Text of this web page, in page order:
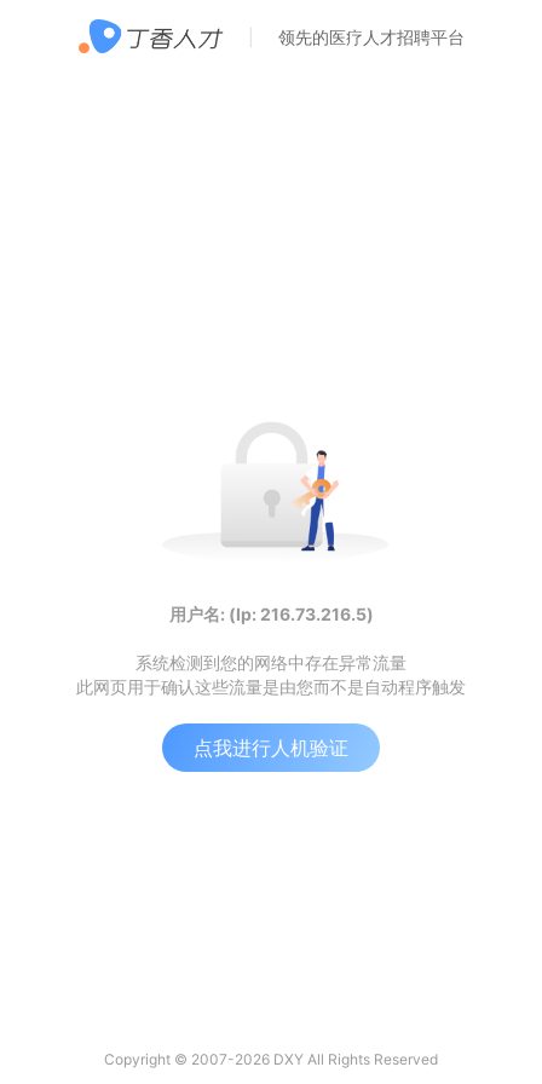
领先的医疗人才招聘平台
用户名: (Ip: 216.73.216.5)
系统检测到您的网络中存在异常流量
此网页用于确认这些流量是由您而不是自动程序触发
点我进行人机验证
Copyright © 2007-2026 DXY All Rights Reserved